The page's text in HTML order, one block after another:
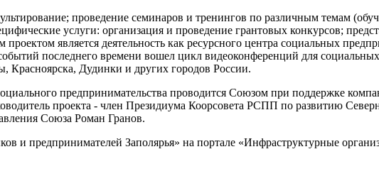
проведение семинаров и тренингов по различным темам
услуги: организация и проведение грантовых конкурсов;
проектом является деятельность как ресурсного центра социальных
последнего времени вошел цикл видеоконференций для
Красноярска, Дудинки и других городов России.
предпринимательства проводится Союзом при поддержке
проекта - член Президиума Коорсовета РСПП по развитию
Союза Роман Гранов.
и предпринимателей Заполярья» на портале «Инфраструктурные